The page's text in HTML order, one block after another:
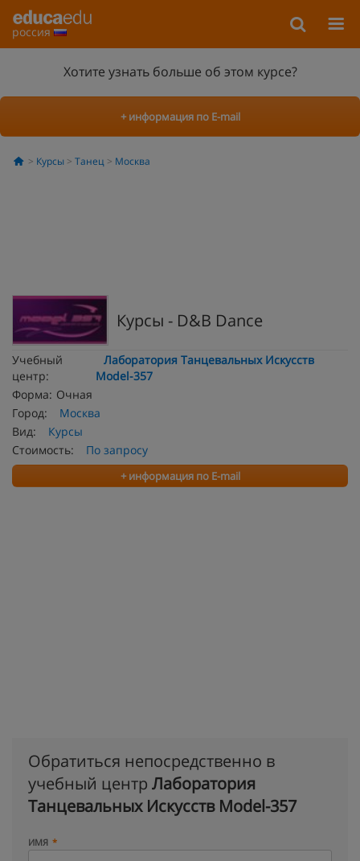
россия
Хотите узнать больше об этом курсе?
+ информация по E-mail
Курсы Танец Москва
Курсы - D&B Dance
Учебный
центр:
Лаборатория Танцевальных Искусств
Model-357
Форма: Очная
Город:
Москва
Вид:
Курсы
Стоимость:
По запросу
+ информация по E-mail
Обратиться непосредственно в
учебный центр Лаборатория
Танцевальных Искусств Model-357
ИМЯ